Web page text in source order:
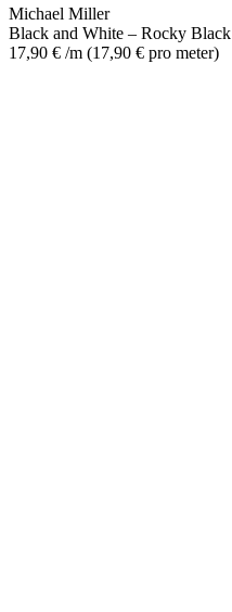
Michael Miller
Black and White – Rocky Black
17,90 € /m (17,90 € pro meter)